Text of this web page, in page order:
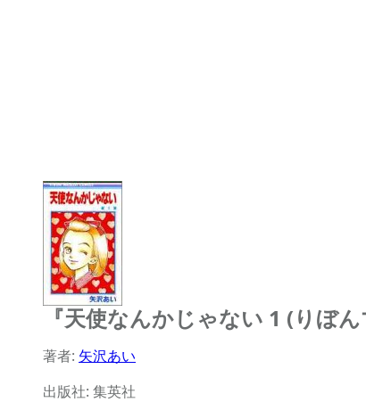
『天使なんかじゃない 1 (りぼ
著者: 矢沢あい
出版社: 集英社